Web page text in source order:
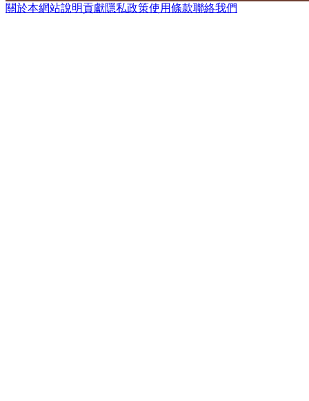
關於本網站說明貢獻隱私政策使用條款聯絡我們